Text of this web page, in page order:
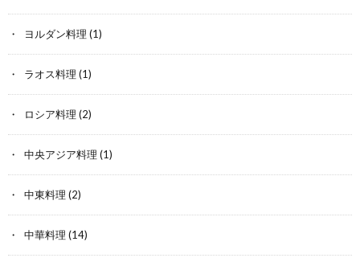
ヨルダン料理 (1)
ラオス料理 (1)
ロシア料理 (2)
中央アジア料理 (1)
中東料理 (2)
中華料理 (14)